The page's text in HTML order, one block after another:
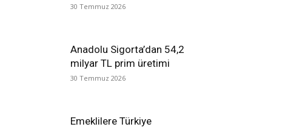
30 Temmuz 2026
Anadolu Sigorta’dan 54,2
milyar TL prim üretimi
30 Temmuz 2026
Emeklilere Türkiye